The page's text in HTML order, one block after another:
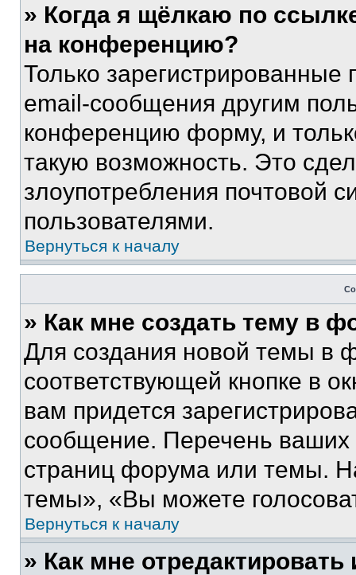
» Когда я щёлкаю по
на конференцию?
Только зарегистрированные
email-сообщения другим
конференцию форму, и
такую возможность. Это
злоупотребления почтовой
пользователями.
Вернуться к началу
» Как мне создать тему в
Для создания новой темы в
соответствующей кнопке в
вам придется
сообщение. Перечень ваших
страниц форума или темы.
темы», «Вы можете
Вернуться к началу
» Как мне